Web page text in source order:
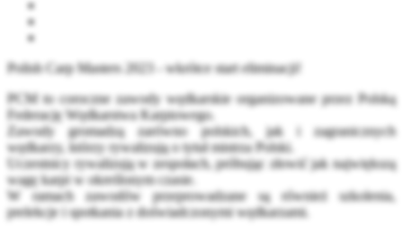
Polish Carp Masters 2023 - wkrótce start eliminacji!
PCM to coroczne zawody wędkarskie organizowane przez Polską
Federację Wędkarstwa Karpiowego.
Zawody gromadzą zarówno polskich, jak i zagranicznych
wędkarzy, którzy rywalizują o tytuł mistrza Polski.
Uczestnicy rywalizują w zespołach, próbując złowić jak największą
wagę karpi w określonym czasie.
W ramach zawodów przeprowadzane są również szkolenia,
prelekcje i spotkania z doświadczonymi wędkarzami.